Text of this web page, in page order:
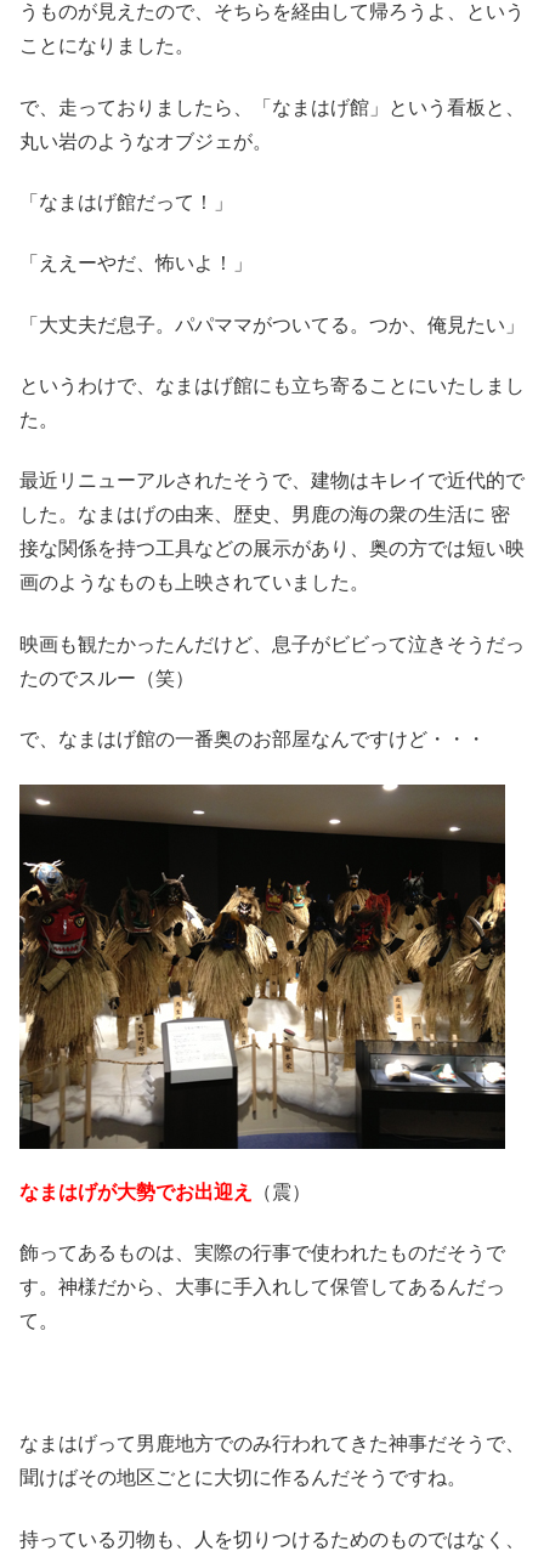
うものが見えたので、そちらを経由して帰ろうよ、という
ことになりました。
で、走っておりましたら、「なまはげ館」という看板と、
丸い岩のようなオブジェが。
「なまはげ館だって！」
「ええーやだ、怖いよ！」
「大丈夫だ息子。パパママがついてる。つか、俺見たい」
というわけで、なまはげ館にも立ち寄ることにいたしまし
た。
最近リニューアルされたそうで、建物はキレイで近代的で
した。なまはげの由来、歴史、男鹿の海の衆の生活に 密
接な関係を持つ工具などの展示があり、奥の方では短い映
画のようなものも上映されていました。
映画も観たかったんだけど、息子がビビって泣きそうだっ
たのでスルー（笑）
で、なまはげ館の一番奥のお部屋なんですけど・・・
なまはげが大勢でお出迎え （震）
飾ってあるものは、実際の行事で使われたものだそうで
す。神様だから、大事に手入れして保管してあるんだっ
て。
なまはげって男鹿地方でのみ行われてきた神事だそうで、
聞けばその地区ごとに大切に作るんだそうですね。
持っている刃物も、人を切りつけるためのものではなく、